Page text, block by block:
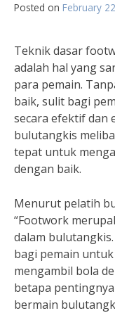
Posted on February
Teknik dasar
adalah hal yang
para pemain.
baik, sulit bagi
secara efektif dan
bulutangkis
tepat untuk
dengan baik.
Menurut pelatih
“Footwork
dalam
bagi pemain
mengambil bola
betapa
bermain